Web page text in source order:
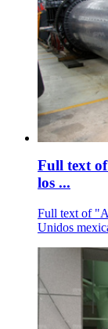
Full text
los ...
Full text of
Unidos